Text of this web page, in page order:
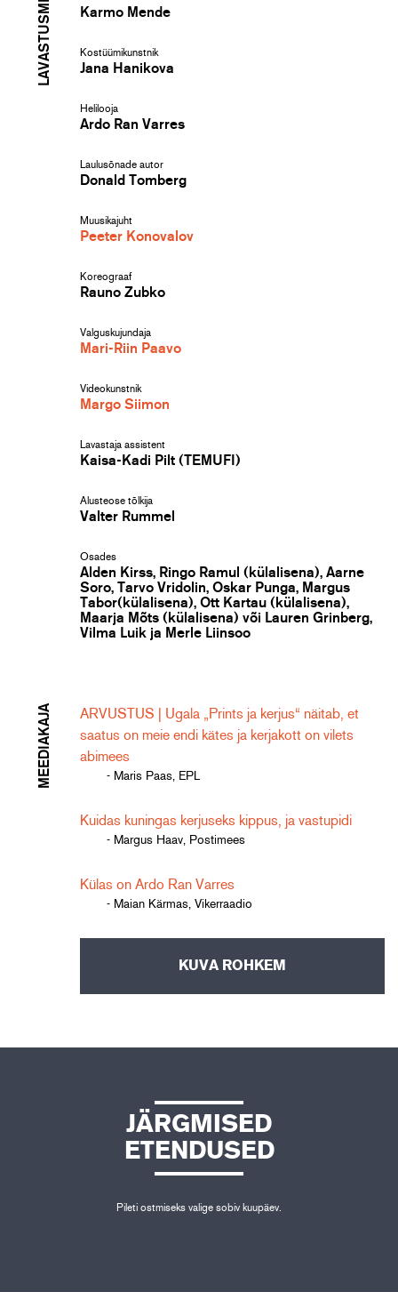
Karmo Mende
Kostüümikunstnik
Jana Hanikova
Helilooja
Ardo Ran Varres
Laulusõnade autor
Donald Tomberg
Muusikajuht
Peeter Konovalov
Koreograaf
Rauno Zubko
Valguskujundaja
Mari-Riin Paavo
Videokunstnik
Margo Siimon
Lavastaja assistent
Kaisa-Kadi Pilt (TEMUFI)
Alusteose tõlkija
Valter Rummel
Osades
Alden Kirss, Ringo Ramul (külalisena), Aarne
Soro, Tarvo Vridolin, Oskar Punga, Margus
Tabor(külalisena), Ott Kartau (külalisena),
Maarja Mõts (külalisena) või Lauren Grinberg,
Vilma Luik ja Merle Liinsoo
MEEDIAKAJA
ARVUSTUS | Ugala „Prints ja kerjus“ näitab, et
saatus on meie endi kätes ja kerjakott on vilets
abimees
- Maris Paas, EPL
Kuidas kuningas kerjuseks kippus, ja vastupidi
- Margus Haav, Postimees
Külas on Ardo Ran Varres
- Maian Kärmas, Vikerraadio
KUVA ROHKEM
JÄRGMISED
ETENDUSED
Pileti ostmiseks valige sobiv kuupäev.